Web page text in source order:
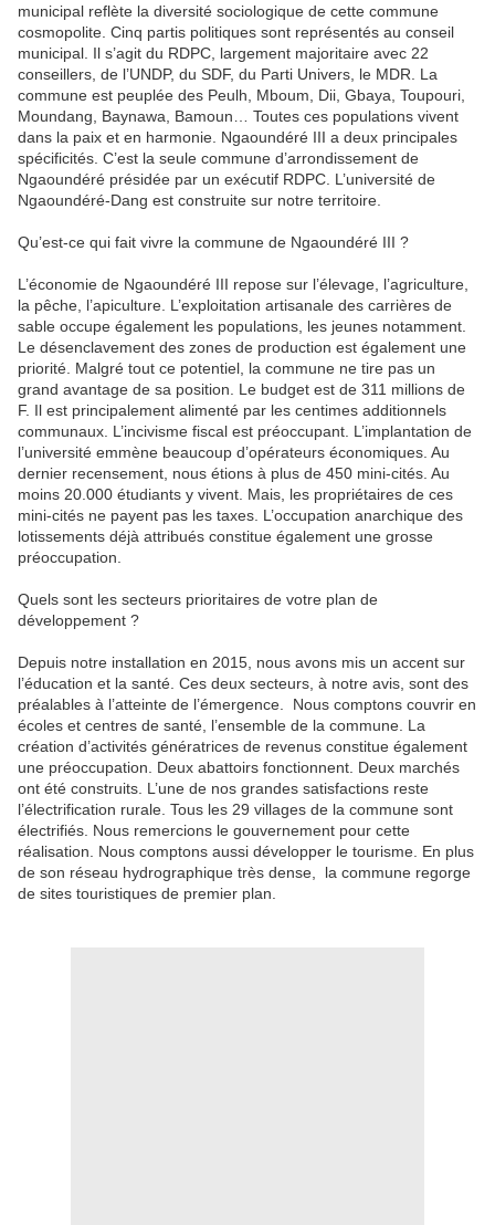
municipal reflète la diversité sociologique de cette commune
cosmopolite. Cinq partis politiques sont représentés au conseil
municipal. Il s’agit du RDPC, largement majoritaire avec 22
conseillers, de l’UNDP, du SDF, du Parti Univers, le MDR. La
commune est peuplée des Peulh, Mboum, Dii, Gbaya, Toupouri,
Moundang, Baynawa, Bamoun… Toutes ces populations vivent
dans la paix et en harmonie. Ngaoundéré III a deux principales
spécificités. C’est la seule commune d’arrondissement de
Ngaoundéré présidée par un exécutif RDPC. L’université de
Ngaoundéré-Dang est construite sur notre territoire.
Qu’est-ce qui fait vivre la commune de Ngaoundéré III ?
L’économie de Ngaoundéré III repose sur l’élevage, l’agriculture,
la pêche, l’apiculture. L’exploitation artisanale des carrières de
sable occupe également les populations, les jeunes notamment.
Le désenclavement des zones de production est également une
priorité. Malgré tout ce potentiel, la commune ne tire pas un
grand avantage de sa position. Le budget est de 311 millions de
F. Il est principalement alimenté par les centimes additionnels
communaux. L’incivisme fiscal est préoccupant. L’implantation de
l’université emmène beaucoup d’opérateurs économiques. Au
dernier recensement, nous étions à plus de 450 mini-cités. Au
moins 20.000 étudiants y vivent. Mais, les propriétaires de ces
mini-cités ne payent pas les taxes. L’occupation anarchique des
lotissements déjà attribués constitue également une grosse
préoccupation.
Quels sont les secteurs prioritaires de votre plan de
développement ?
Depuis notre installation en 2015, nous avons mis un accent sur
l’éducation et la santé. Ces deux secteurs, à notre avis, sont des
préalables à l’atteinte de l’émergence. Nous comptons couvrir en
écoles et centres de santé, l’ensemble de la commune. La
création d’activités génératrices de revenus constitue également
une préoccupation. Deux abattoirs fonctionnent. Deux marchés
ont été construits. L’une de nos grandes satisfactions reste
l’électrification rurale. Tous les 29 villages de la commune sont
électrifiés. Nous remercions le gouvernement pour cette
réalisation. Nous comptons aussi développer le tourisme. En plus
de son réseau hydrographique très dense, la commune regorge
de sites touristiques de premier plan.